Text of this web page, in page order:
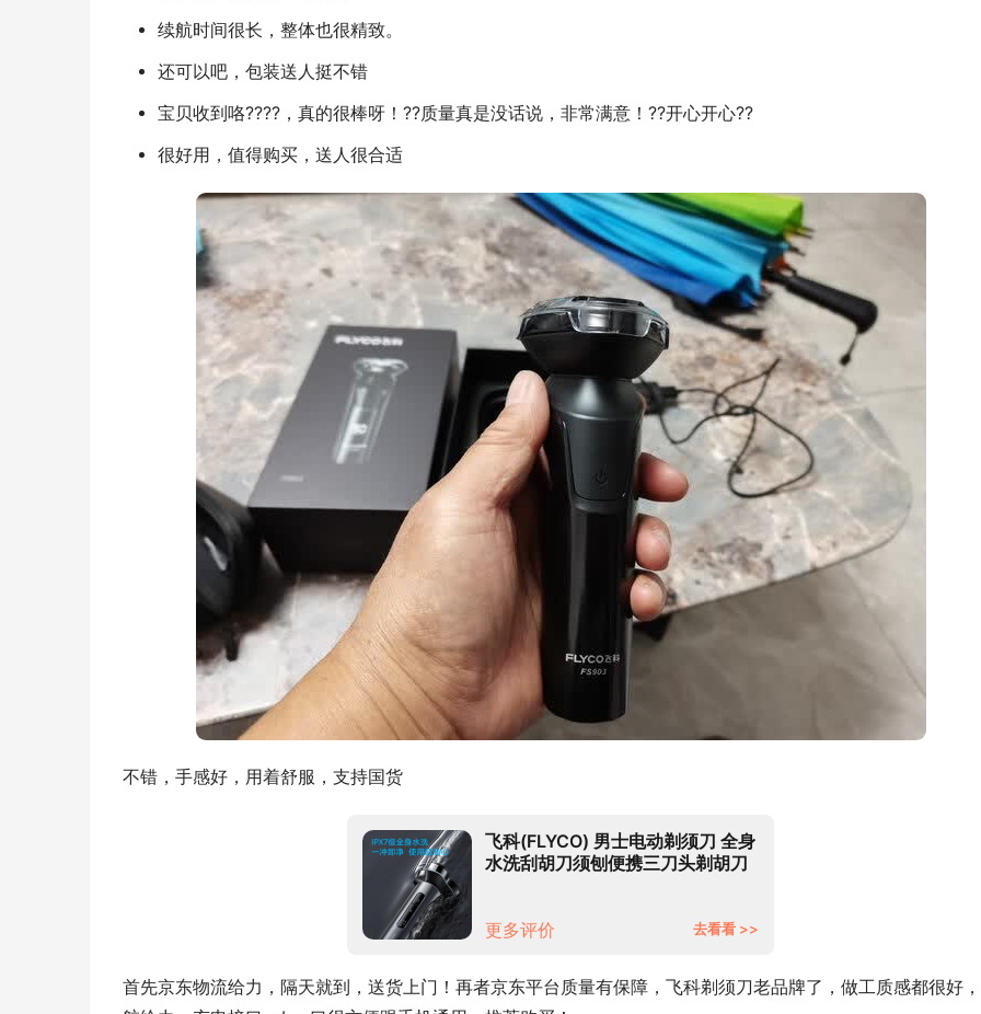
续航时间很长，整体也很精致。
还可以吧，包装送人挺不错
宝贝收到咯????，真的很棒呀！??质量真是没话说，非常满意！??开心开心??
很好用，值得购买，送人很合适
不错，手感好，用着舒服，支持国货
飞科(FLYCO) 男士电动剃须刀 全身
水洗刮胡刀须刨便携三刀头剃胡刀
更多评价
去看看 >>
首先京东物流给力，隔天就到，送货上门！再者京东平台质量有保障，飞科剃须刀老品牌了，做工质感都很好